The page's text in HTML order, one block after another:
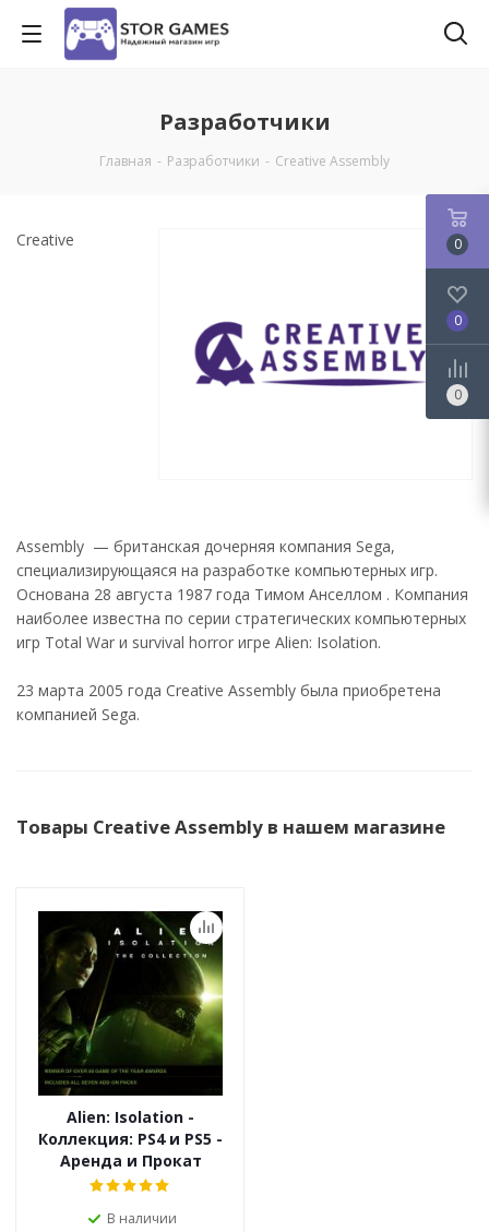
Разработчики
Главная - Разработчики - Creative Assembly
Creative
Assembly — британская дочерняя компания Sega,
специализирующаяся на разработке компьютерных игр.
Основана 28 августа 1987 года Тимом Анселлом . Компания
наиболее известна по серии стратегических компьютерных
игр Total War и survival horror игре Alien: Isolation.
23 марта 2005 года Creative Assembly была приобретена
компанией Sega.
Товары Creative Assembly в нашем магазине
Alien: Isolation -
Коллекция: PS4 и PS5 -
Аренда и Прокат
В наличии
0
0
0